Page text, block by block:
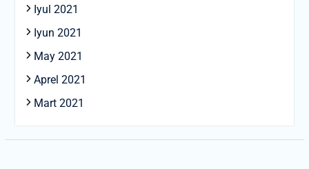
Iyul 2021
Iyun 2021
May 2021
Aprel 2021
Mart 2021